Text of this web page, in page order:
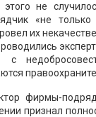
не
«не
их
с
фирмы-
признал